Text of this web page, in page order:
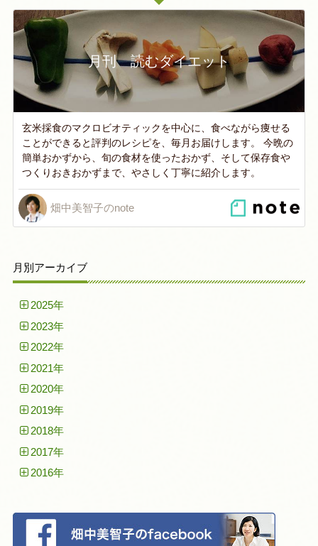
月刊 読むダイエット
玄米採食のマクロビオティックを中心に、食べながら痩せる
ことができると評判のレシピを、毎月お届けします。 今晩の
簡単おかずから、旬の食材を使ったおかず、そして保存食や
つくりおきおかずまで、やさしく丁寧に紹介します。
畑中美智子のnote
月別アーカイブ
2025年
2023年
2022年
2021年
2020年
2019年
2018年
2017年
2016年